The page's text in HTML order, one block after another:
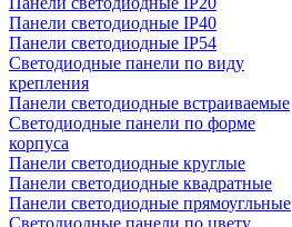
Панели светодиодные IP40
Панели светодиодные IP54
Светодиодные панели по виду
крепления
Панели светодиодные встраиваемые
Светодиодные панели по форме
корпуса
Панели светодиодные круглые
Панели светодиодные квадратные
Панели светодиодные прямоугльные
Светодиодные панели по цвету